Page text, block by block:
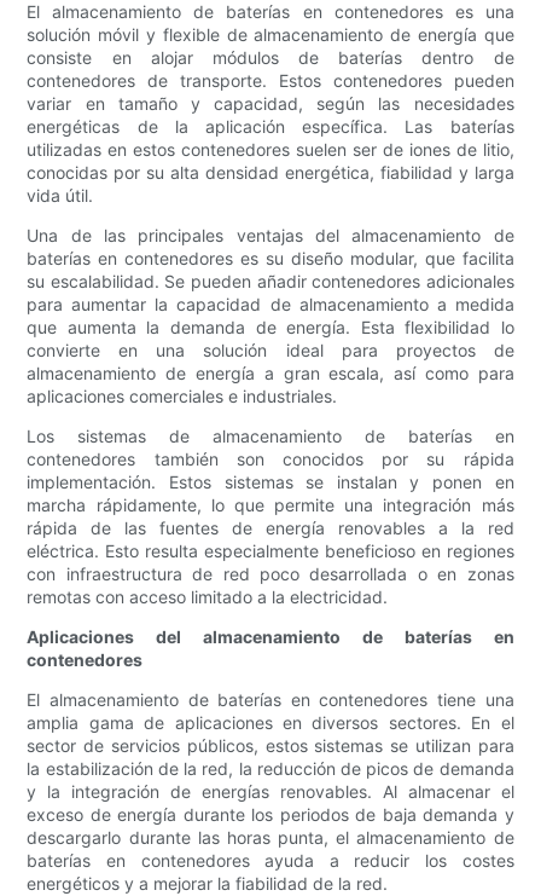
El almacenamiento de baterías en contenedores es una
solución móvil y flexible de almacenamiento de energía que
consiste en alojar módulos de baterías dentro de
contenedores de transporte. Estos contenedores pueden
variar en tamaño y capacidad, según las necesidades
energéticas de la aplicación específica. Las baterías
utilizadas en estos contenedores suelen ser de iones de litio,
conocidas por su alta densidad energética, fiabilidad y larga
vida útil.
Una de las principales ventajas del almacenamiento de
baterías en contenedores es su diseño modular, que facilita
su escalabilidad. Se pueden añadir contenedores adicionales
para aumentar la capacidad de almacenamiento a medida
que aumenta la demanda de energía. Esta flexibilidad lo
convierte en una solución ideal para proyectos de
almacenamiento de energía a gran escala, así como para
aplicaciones comerciales e industriales.
Los sistemas de almacenamiento de baterías en
contenedores también son conocidos por su rápida
implementación. Estos sistemas se instalan y ponen en
marcha rápidamente, lo que permite una integración más
rápida de las fuentes de energía renovables a la red
eléctrica. Esto resulta especialmente beneficioso en regiones
con infraestructura de red poco desarrollada o en zonas
remotas con acceso limitado a la electricidad.
Aplicaciones del almacenamiento de baterías en
contenedores
El almacenamiento de baterías en contenedores tiene una
amplia gama de aplicaciones en diversos sectores. En el
sector de servicios públicos, estos sistemas se utilizan para
la estabilización de la red, la reducción de picos de demanda
y la integración de energías renovables. Al almacenar el
exceso de energía durante los periodos de baja demanda y
descargarlo durante las horas punta, el almacenamiento de
baterías en contenedores ayuda a reducir los costes
energéticos y a mejorar la fiabilidad de la red.